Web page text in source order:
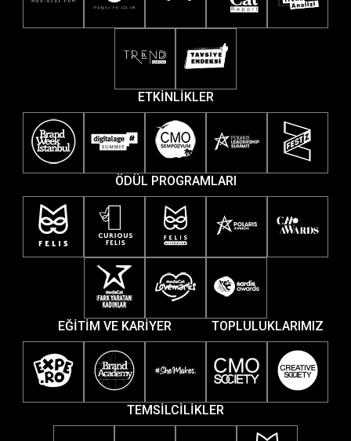
ETKİNLİKLER
ÖDÜL PROGRAMLARI
EĞİTİM VE KARİYER TOPLULUKLARIMIZ
TEMSİLCİLİKLER